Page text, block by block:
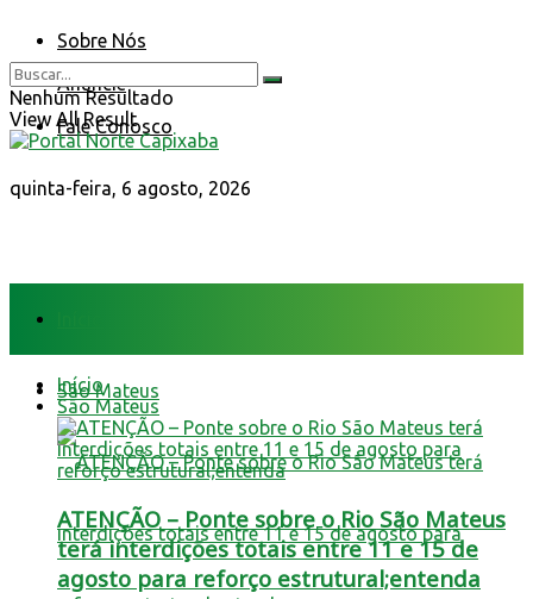
Sobre Nós
Anuncie
Fale Conosco
quinta-feira, 6 agosto, 2026
Nenhum Resultado
View All Result
São Mateus
Início
São Mateus
ATENÇÃO – Ponte sobre o Rio São Mateus
terá interdições totais entre 11 e 15 de
agosto para reforço estrutural;entenda